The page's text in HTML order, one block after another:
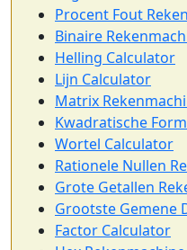
Procent Fout
Binaire
Helling Calculator
Lijn Calculator
Matrix
Kwadratische
Wortel Calculator
Rationele Nullen
Grote Getallen
Grootste Gemene
Factor Calculator